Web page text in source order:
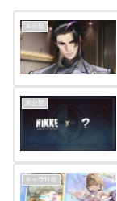
未分類
未分類
キャラ性能